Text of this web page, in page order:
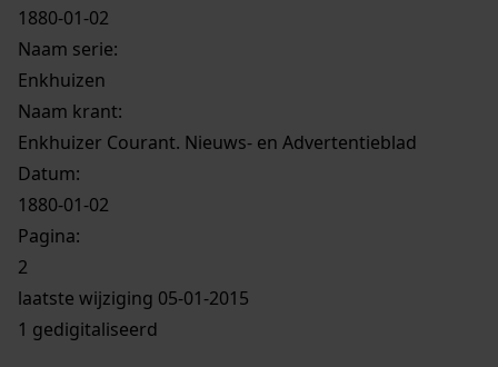
1880-01-02
Naam serie:
Enkhuizen
Naam krant:
Enkhuizer Courant. Nieuws- en Advertentieblad
Datum:
1880-01-02
Pagina:
2
laatste wijziging 05-01-2015
1 gedigitaliseerd